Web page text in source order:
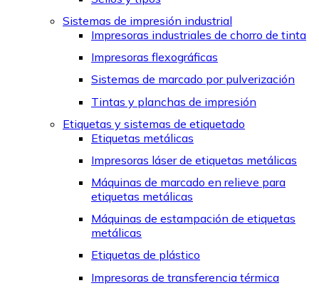
Sistemas de impresión industrial
Impresoras industriales de chorro de tinta
Impresoras flexográficas
Sistemas de marcado por pulverización
Tintas y planchas de impresión
Etiquetas y sistemas de etiquetado
Etiquetas metálicas
Impresoras láser de etiquetas metálicas
Máquinas de marcado en relieve para
etiquetas metálicas
Máquinas de estampación de etiquetas
metálicas
Etiquetas de plástico
Impresoras de transferencia térmica